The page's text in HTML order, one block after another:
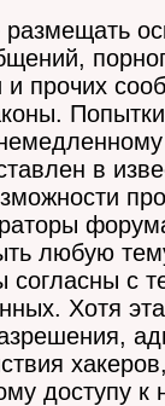
и прочих
в
любую
согласны с
Хотя
доступу к